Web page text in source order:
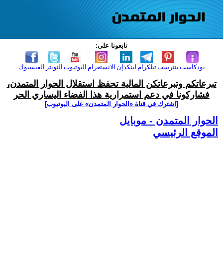
تابعونا على:
الفيسبوك التويتر اليوتيوب الانستغرام لينكدإن تيلكرامبنترست بودكاست
تبرعاتكم وتبرعاتكن المالية تحفظ استقلال الحوار المتمدن،
فشاركونا في دعم استمرارية هذا الفضاء اليساري الحر
[اشترك في قناة ‫«الحوار المتمدن» على اليوتيوب]
الحوار المتمدن - موبايل
الموقع الرئيسي